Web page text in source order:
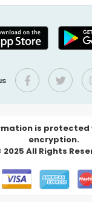
is protected
encryption.
2025 All Rights